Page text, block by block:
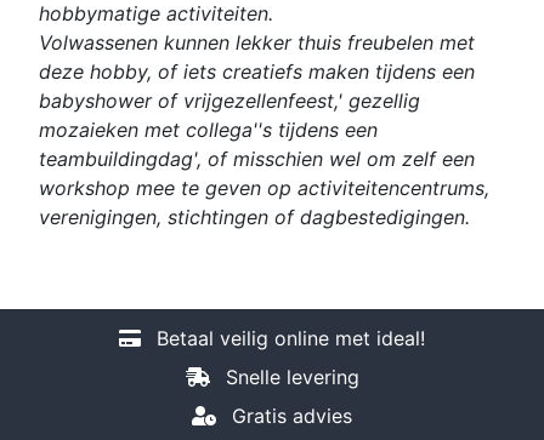
hobbymatige activiteiten.
Volwassenen kunnen lekker thuis freubelen met
deze hobby, of iets creatiefs maken tijdens een
babyshower of vrijgezellenfeest,' gezellig
mozaieken met collega''s tijdens een
teambuildingdag', of misschien wel om zelf een
workshop mee te geven op activiteitencentrums,
verenigingen, stichtingen of dagbestedigingen.
Betaal veilig online met ideal!
Snelle levering
Gratis advies